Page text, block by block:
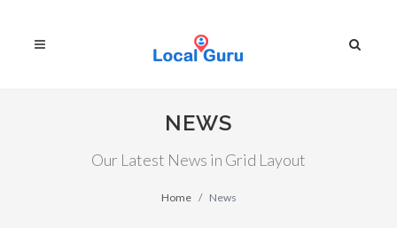
NEWS
Our Latest News in Grid Layout
Home News